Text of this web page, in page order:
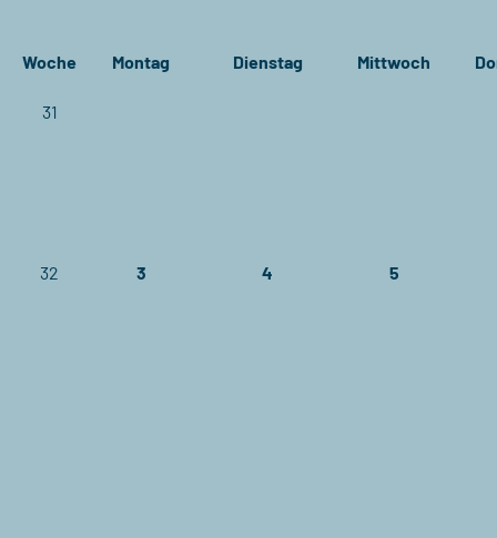
Woche Montag Dienstag Mittwoch
31
32 3 4 5